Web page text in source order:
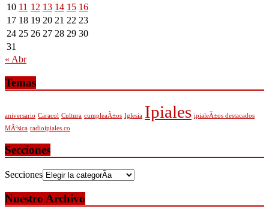
10 11 12 13 14 15 16
17 18 19 20 21 22 23
24 25 26 27 28 29 30
31
« Abr
Temas
aniversario Caracol Cultura cumpleaÃ±os Iglesia Ipiales ipialeÃ±os destacados
MÃºsica radioipiales.co
Secciones
Secciones
Nuestro Archivo